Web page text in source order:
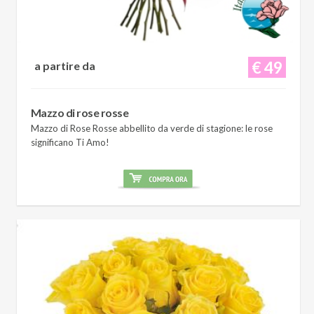
€ 49
a partire da
Mazzo di rose rosse
Mazzo di Rose Rosse abbellito da verde di stagione: le rose
significano Ti Amo!